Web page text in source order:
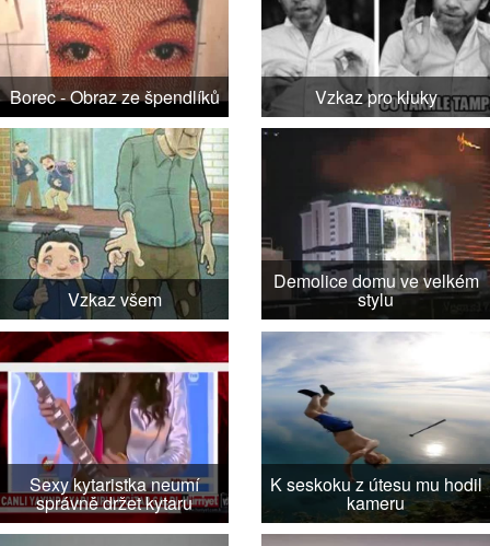
Borec - Obraz ze špendlíků Vzkaz pro kluky
Vzkaz všem
Demolice domu ve velkém
stylu
Sexy kytaristka neumí
správně držet kytaru
K seskoku z útesu mu hodil
kameru